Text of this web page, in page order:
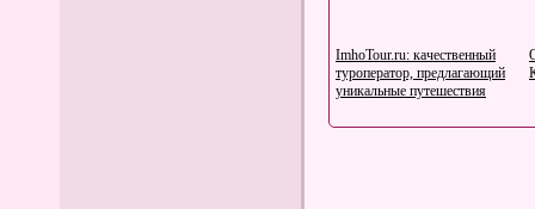
ImhoTour.ru: качественный
туроператор, предлагающий
уникальные путешествия